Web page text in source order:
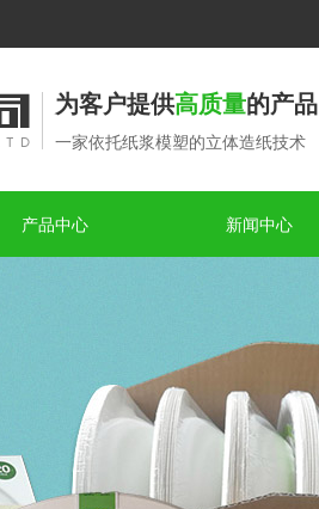
为客户提供高质量的产品
一家依托纸浆模塑的立体造纸技术
产品中心 新闻中心